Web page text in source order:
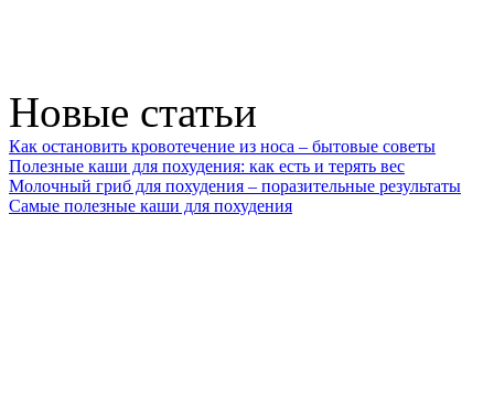
Новые статьи
Как остановить кровотечение из носа – бытовые советы
Полезные каши для похудения: как есть и терять вес
Молочный гриб для похудения – поразительные результаты
Самые полезные каши для похудения